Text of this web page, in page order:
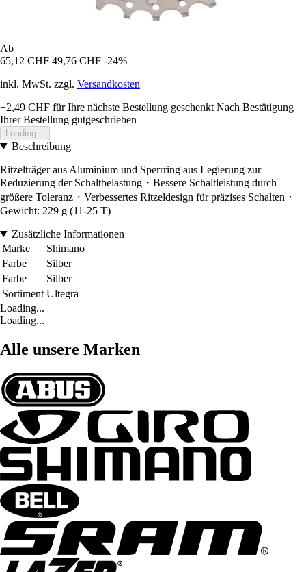
Ab
65,12 CHF 49,76 CHF -24%
inkl. MwSt. zzgl. Versandkosten
+2,49 CHF für Ihre nächste Bestellung geschenkt Nach Bestätigung
Ihrer Bestellung gutgeschrieben
Loading...
Beschreibung
Ritzelträger aus Aluminium und Sperrring aus Legierung zur
Reduzierung der Schaltbelastung・Bessere Schaltleistung durch
größere Toleranz・Verbessertes Ritzeldesign für präzises Schalten・
Gewicht: 229 g (11-25 T)
Zusätzliche Informationen
Marke
Shimano
Farbe
Silber
Farbe
Silber
Sortiment Ultegra
Loading...
Loading...
Alle unsere Marken